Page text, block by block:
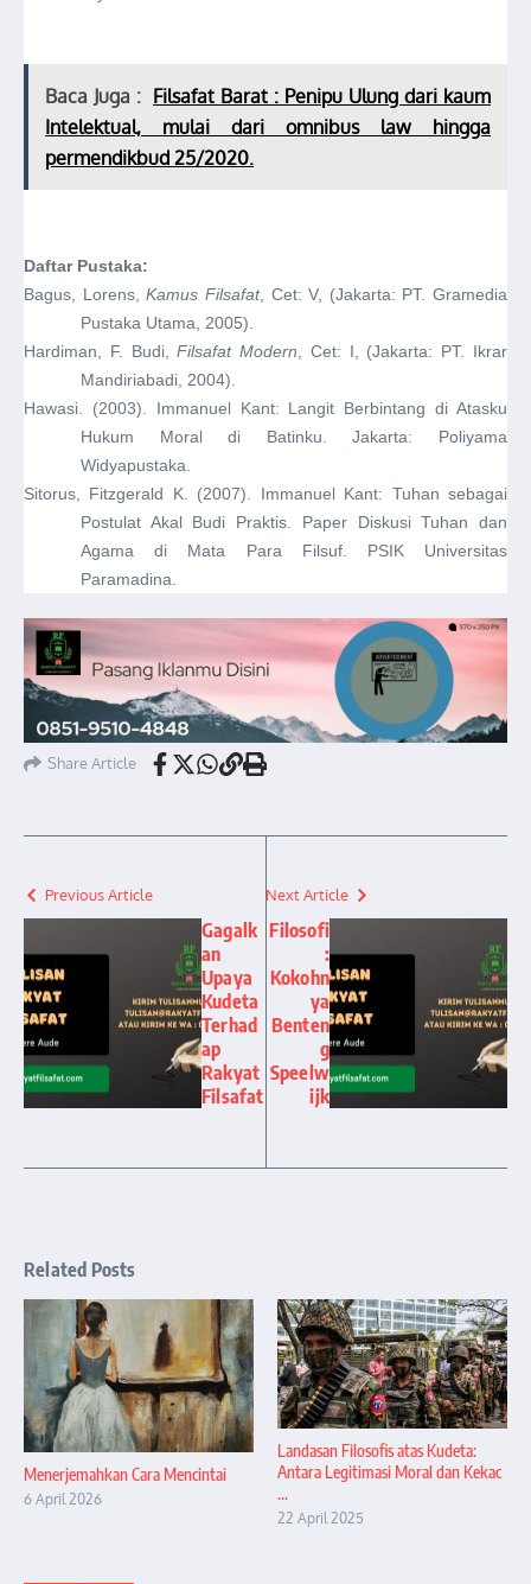
Baca Juga : Filsafat Barat : Penipu Ulung dari kaum
Intelektual, mulai dari omnibus law hingga
permendikbud 25/2020.
Daftar Pustaka:
Bagus, Lorens,Kamus Filsafat, Cet: V, (Jakarta: PT. Gramedia
Pustaka Utama, 2005).
Hardiman, F. Budi,Filsafat Modern , Cet: I, (Jakarta: PT. Ikrar
Mandiriabadi, 2004).
Hawasi. (2003). Immanuel Kant: Langit Berbintang di Atasku
Hukum Moral di Batinku. Jakarta: Poliyama
Widyapustaka.
Sitorus, Fitzgerald K. (2007). Immanuel Kant: Tuhan sebagai
Postulat Akal Budi Praktis. Paper Diskusi Tuhan dan
Agama di Mata Para Filsuf. PSIK Universitas
Paramadina.
Share Article
Previous Article
Gagalk
an
Upaya
Kudeta
Terhad
ap
Rakyat
Filsafat
Next Article
Filosofi
:
Kokohn
ya
Benten
g
Speelw
ijk
Related Posts
Menerjemahkan Cara Mencintai
6 April 2026
Landasan Filosofis atas Kudeta:
Antara Legitimasi Moral dan Kekac
...
22 April 2025